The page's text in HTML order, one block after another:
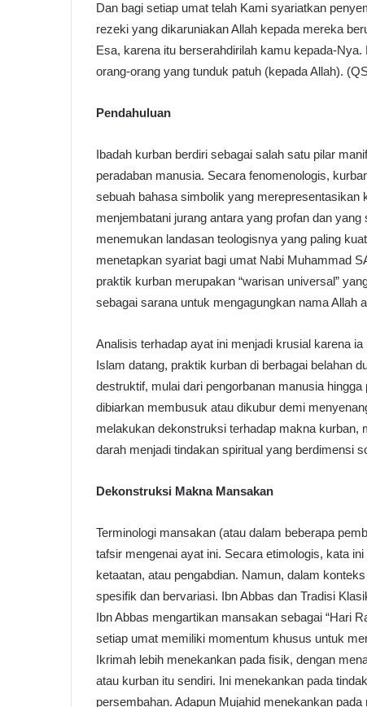
Dan bagi setiap umat telah Kami syariatkan
rezeki yang dikaruniakan Allah kepada mereka
Esa, karena itu berserahdirilah kamu kepada-
orang-orang yang tunduk patuh (kepada Allah).
Pendahuluan
Ibadah kurban berdiri sebagai salah satu pilar
peradaban manusia. Secara fenomenologis,
sebuah bahasa simbolik yang merepresentasikan
menjembatani jurang antara yang profan dan
menemukan landasan teologisnya yang paling
menetapkan syariat bagi umat Nabi Muhammad
praktik kurban merupakan “warisan universal”
sebagai sarana untuk mengagungkan nama Allah
Analisis terhadap ayat ini menjadi krusial karena
Islam datang, praktik kurban di berbagai belahan
destruktif, mulai dari pengorbanan manusia
dibiarkan membusuk atau dikubur demi
melakukan dekonstruksi terhadap makna
darah menjadi tindakan spiritual yang berdimensi
Dekonstruksi Makna Mansakan
Terminologi mansakan (atau dalam beberapa
tafsir mengenai ayat ini. Secara etimologis, kata
ketaatan, atau pengabdian. Namun, dalam
spesifik dan bervariasi. Ibn Abbas dan Tradisi
Ibn Abbas mengartikan mansakan sebagai “Hari
setiap umat memiliki momentum khusus untuk
Ikrimah lebih menekankan pada fisik, dengan
atau kurban itu sendiri. Ini menekankan pada
persembahan. Adapun Mujahid menekankan